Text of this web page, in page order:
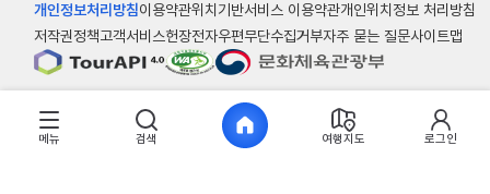
개인정보처리방침이용약관위치기반서비스 이용약관개인위치정보 처리방침
저작권정책고객서비스헌장전자우편무단수집거부자주 묻는 질문사이트맵
© 한국관광공사
메뉴 검색 여행지도 로그인